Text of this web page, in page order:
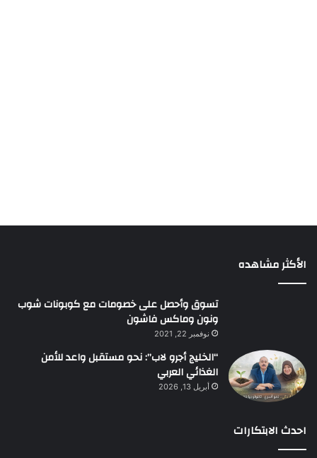
الأكثر مشاهده
تسوق وأحصل على خصومات مع كوبونات شوب
ونون وماكس فاشون
نوفمبر 22, 2021
“الخليج أجرو لاب”: نحو مستقبل واعد للأمن
الغذائي العربي
أبريل 13, 2026
احدث الابتكارات